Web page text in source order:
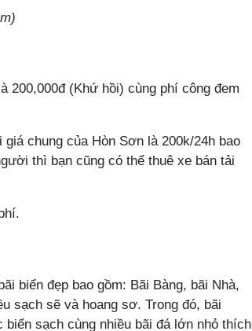
200,000đ (Khứ hồi) cùng phí công đem
chung của Hòn Sơn là 200k/24h bao
thì bạn cũng có thể thuê xe bán tải
biển đẹp bao gồm: Bãi Bàng, bãi Nhà,
sạch sẽ và hoang sơ. Trong đó, bãi
sạch cùng nhiều bãi đá lớn nhỏ thích